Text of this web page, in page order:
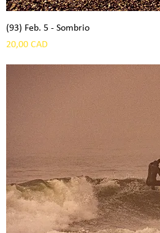
(93) Feb. 5 - Sombrio
Precio
20,00 CAD